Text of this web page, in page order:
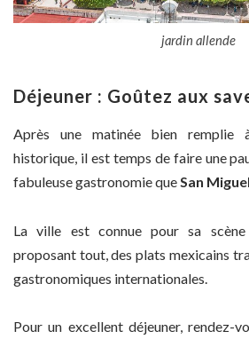
jardin allende
Déjeuner : Goûtez aux
Après une matinée bien remplie
historique, il est temps de faire une
fabuleuse gastronomie queSan
La ville est connue pour sa scène
proposant tout, des plats mexicains
gastronomiques internationales.
Pour un excellent déjeuner, rendez-